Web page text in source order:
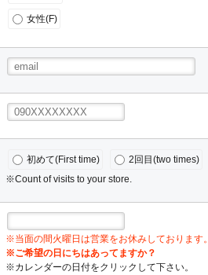
女性(F)
初めて(First time) 2回目(two times)
※Count of visits to your store.
※当面の間火曜日は営業をお休みしております。
※ご希望の日にちはあってますか？
※カレンダーの日付をクリックして下さい。